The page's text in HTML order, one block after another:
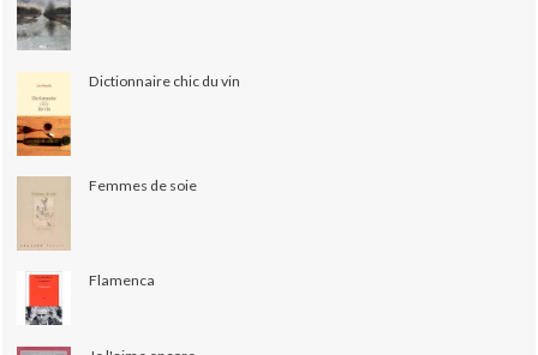
Dictionnaire chic du vin
Femmes de soie
Flamenca